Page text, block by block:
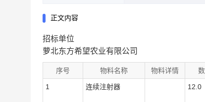
正文内容
招标单位
萝北东方希望农业有限公司
序号 物料名称 物料详情
1 连续注射器 12.0